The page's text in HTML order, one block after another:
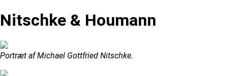
Nitschke & Houmann
Portræt af Michael Gottfried Nitschke.